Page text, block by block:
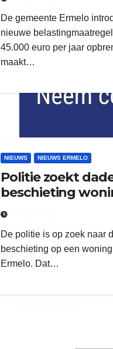
kleijer
ook adverteren
De gemeente Ermelo
nieuwe
45.000 euro per jaar
maakt…
NIEUWS NIEUWS ERMELO
Politie zoekt
beschieting
De politie is op zoek naar
beschieting op een
Ermelo. Dat…